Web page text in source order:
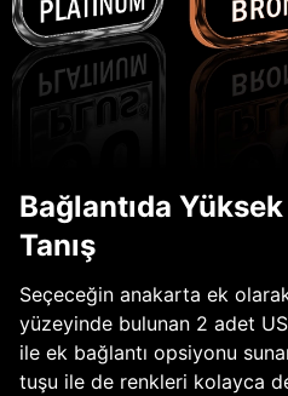
Bağlantıda
Tanış
Seçeceğin anakarta ek
yüzeyinde bulunan 2 adet
ile ek bağlantı opsiyonu
tuşu ile de renkleri kolayca